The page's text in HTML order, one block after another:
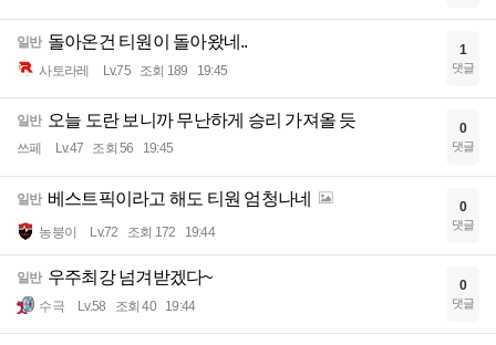
일반 돌아온건 티원이 돌아왔네..
사토라레 Lv.75 조회 189 19:45
1
댓글
일반 오늘 도란 보니까 무난하게 승리 가져올 듯
쓰페 Lv.47 조회 56 19:45
0
댓글
일반 베스트픽이라고 해도 티원 엄청나네
농붕이 Lv.72 조회 172 19:44
0
댓글
일반 우주최강 넘겨받겠다~
수극 Lv.58 조회 40 19:44
0
댓글